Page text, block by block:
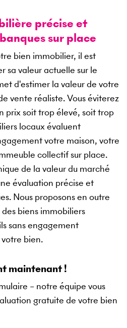
précise et
sur place
bien immobilier, il est
sa valeur actuelle sur le
d'estimer la valeur de votre
vente réaliste. Vous éviterez
prix soit trop élevé, soit trop
locaux évaluent
votre maison, votre
collectif sur place.
de la valeur du marché
évaluation précise et
Nous proposons en outre
biens immobiliers
sans engagement
bien.
maintenant !
– notre équipe vous
gratuite de votre bien